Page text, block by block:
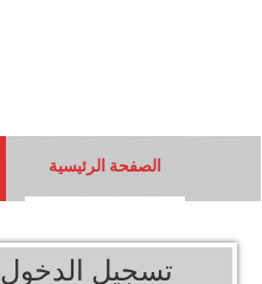
الصفحة الرئيسية
تسجيل الدخول